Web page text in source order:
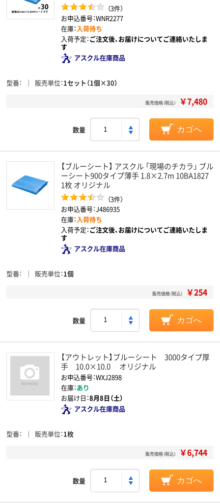
（3件）
お申込番号：WNR2277
在庫：入荷待ち
入荷予定：ご注文後、お届けについてご連絡いたしま
す
アスクル在庫商品
型番 販売単位 1セット（1個×30）
販売価格（税込） ￥7,480
数量 カゴへ
【ブルーシート】 アスクル 「現場のチカラ」 ブル
ーシート900タイプ薄手 1.8×2.7m 10BA1827
1枚 オリジナル
（3件）
お申込番号：J486935
在庫： 入荷待ち
入荷予定：ご注文後、お届けについてご連絡いたしま
す
アスクル在庫商品
型番 販売単位 1個
販売価格（税込） ￥254
数量 カゴへ
【アウトレット】ブルーシート 3000タイプ厚
手 10.0×10.0 オリジナル
お申込番号：WXJ2898
在庫：あり
お届け日：8月8日（土）
アスクル在庫商品
型番 販売単位 1枚
販売価格（税込） ￥6,744
数量 カゴへ